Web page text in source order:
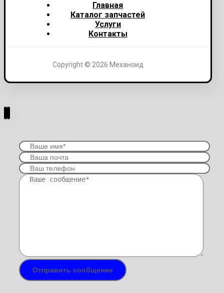
Главная
Каталог запчастей
Услуги
Контакты
Copyright © 2026 Механоид